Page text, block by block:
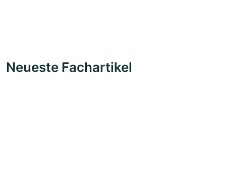
Neueste Fachartikel